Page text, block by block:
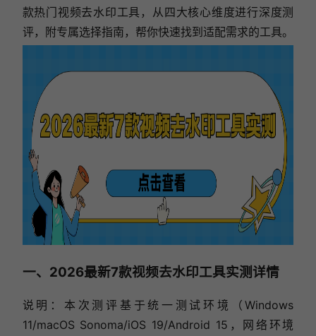
款热门视频去水印工具，从四大核心维度进行深度测
评，附专属选择指南，帮你快速找到适配需求的工具。
一、2026最新7款视频去水印工具实测详情
说明：本次测评基于统一测试环境（Windows
11/macOS Sonoma/iOS 19/Android 15，网络环境